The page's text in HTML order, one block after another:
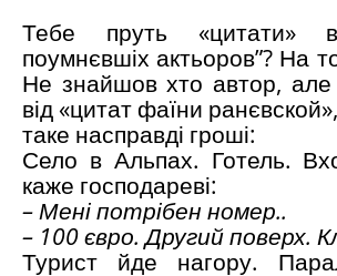
Тебе пруть «цитати»
поумнєвшіх актьоров”? На
Не знайшов хто автор, але
від «цитат фаїни
таке насправді гроші:
Село в Альпах. Готель.
каже господареві:
– Мені потрібен номер..
– 100 євро. Другий поверх.
Турист йде нагору.